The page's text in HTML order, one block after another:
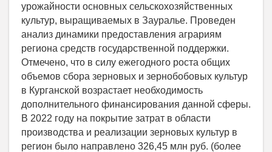
урожайности основных сельскохозяйственных
культур, выращиваемых в Зауралье. Проведен
анализ динамики предоставления аграриям
региона средств государственной поддержки.
Отмечено, что в силу ежегодного роста общих
объемов сбора зерновых и зернобобовых культур
в Курганской возрастает необходимость
дополнительного финансирования данной сферы.
В 2022 году на покрытие затрат в области
производства и реализации зерновых культур в
регион было направлено 326,45 млн руб. (более